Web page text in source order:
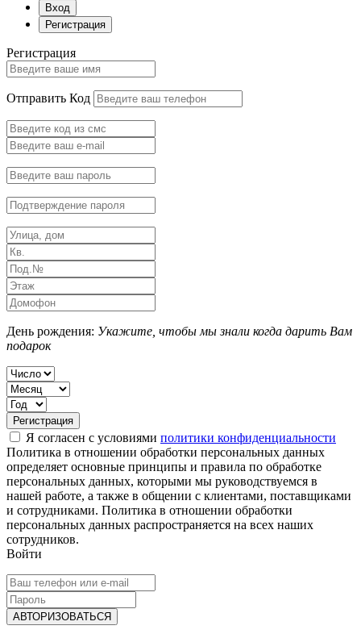
Вход
Регистрация
Регистрация
Отправить Код
День рождения: Укажите, чтобы мы знали когда дарить Вам
подарок
Я согласен с условиями политики конфиденциальности
Политика в отношении обработки персональных данных
определяет основные принципы и правила по обработке
персональных данных, которыми мы руководствуемся в
нашей работе, а также в общении с клиентами, поставщиками
и сотрудниками. Политика в отношении обработки
персональных данных распространяется на всех наших
сотрудников.
Войти